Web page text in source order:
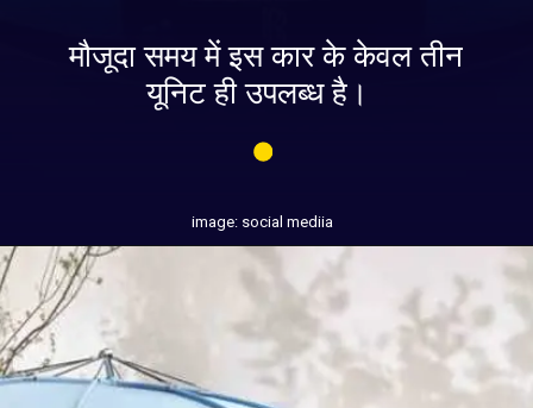
मौजूदा समय में इस कार के केवल तीन
यूनिट ही उपलब्ध है।
image: social mediia